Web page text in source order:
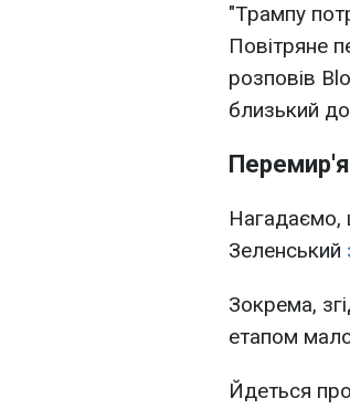
"Трампу
Повітряне
розповів
близький
Перемир'я
Нагадаємо,
Зеленський
Зокрема,
етапом
Йдеться